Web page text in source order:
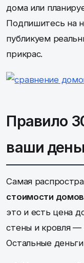
дома или
Подпишитесь на
публикуем
прикрас.
Правило
ваши
Самая
стоимости домов
это и есть цена
стены и кровля —
Остальные